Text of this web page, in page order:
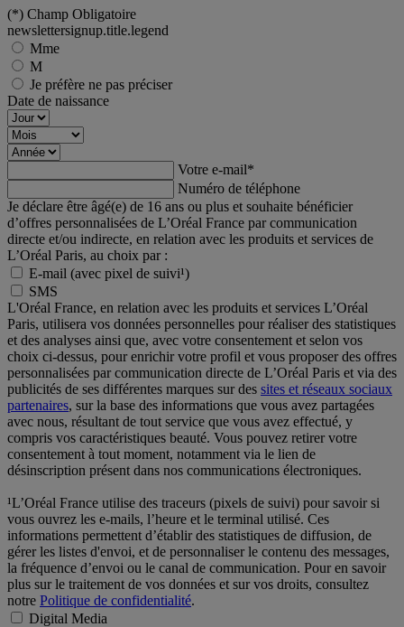
(*) Champ Obligatoire
newslettersignup.title.legend
Mme
M
Je préfère ne pas préciser
Date de naissance
Votre e-mail*
Numéro de téléphone
Je déclare être âgé(e) de 16 ans ou plus et souhaite bénéficier
d’offres personnalisées de L’Oréal France par communication
directe et/ou indirecte, en relation avec les produits et services de
L’Oréal Paris, au choix par :
E-mail (avec pixel de suivi¹)
SMS
L'Oréal France, en relation avec les produits et services L’Oréal
Paris, utilisera vos données personnelles pour réaliser des statistiques
et des analyses ainsi que, avec votre consentement et selon vos
choix ci-dessus, pour enrichir votre profil et vous proposer des offres
personnalisées par communication directe de L’Oréal Paris et via des
publicités de ses différentes marques sur des sites et réseaux sociaux
partenaires, sur la base des informations que vous avez partagées
avec nous, résultant de tout service que vous avez effectué, y
compris vos caractéristiques beauté. Vous pouvez retirer votre
consentement à tout moment, notamment via le lien de
désinscription présent dans nos communications électroniques.
¹L’Oréal France utilise des traceurs (pixels de suivi) pour savoir si
vous ouvrez les e-mails, l’heure et le terminal utilisé. Ces
informations permettent d’établir des statistiques de diffusion, de
gérer les listes d'envoi, et de personnaliser le contenu des messages,
la fréquence d’envoi ou le canal de communication. Pour en savoir
plus sur le traitement de vos données et sur vos droits, consultez
notre Politique de confidentialité.
Digital Media